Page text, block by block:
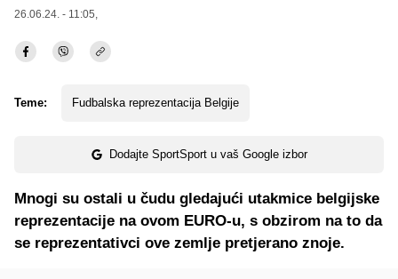
26.06.24. - 11:05,
Teme: Fudbalska reprezentacija Belgije
Dodajte SportSport u vaš Google izbor
Mnogi su ostali u čudu gledajući utakmice belgijske
reprezentacije na ovom EURO-u, s obzirom na to da
se reprezentativci ove zemlje pretjerano znoje.